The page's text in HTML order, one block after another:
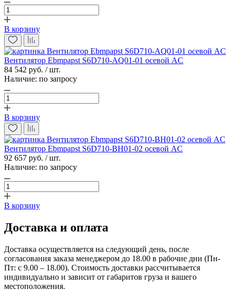
В корзину
Вентилятор Ebmpapst S6D710-AQ01-01 осевой AC
84 542 руб. / шт.
Наличие: по запросу
В корзину
Вентилятор Ebmpapst S6D710-BH01-02 осевой AC
92 657 руб. / шт.
Наличие: по запросу
В корзину
Доставка и оплата
Доставка осуществляется на следующий день, после
согласования заказа менеджером до 18.00 в рабочие дни (Пн-
Пт: с 9.00 – 18.00). Стоимость доставки рассчитывается
индивидуально и зависит от габаритов груза и вашего
местоположения.